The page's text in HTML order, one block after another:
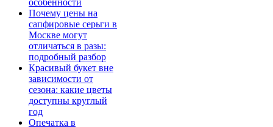
особенности
Почему цены на
сапфировые серьги в
Москве могут
отличаться в разы:
подробный разбор
Красивый букет вне
зависимости от
сезона: какие цветы
доступны круглый
год
Опечатка в